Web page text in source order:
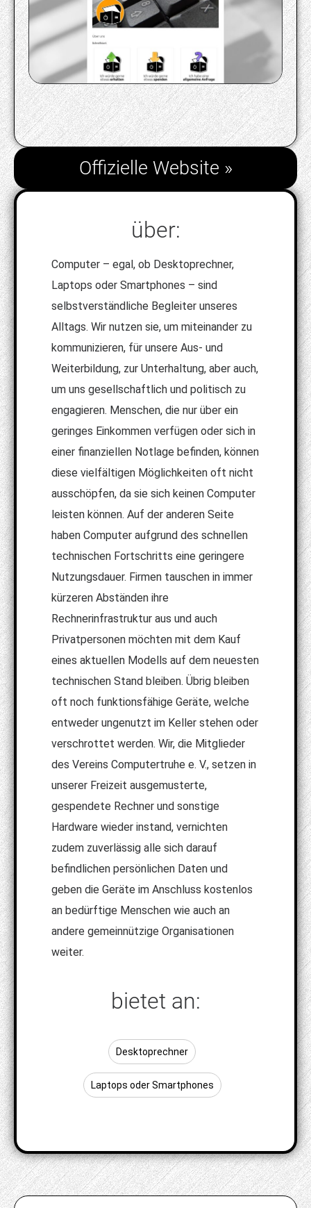
Offizielle Website »
über:
Computer – egal, ob Desktoprechner,
Laptops oder Smartphones – sind
selbstverständliche Begleiter unseres
Alltags. Wir nutzen sie, um miteinander zu
kommunizieren, für unsere Aus- und
Weiterbildung, zur Unterhaltung, aber auch,
um uns gesellschaftlich und politisch zu
engagieren. Menschen, die nur über ein
geringes Einkommen verfügen oder sich in
einer finanziellen Notlage befinden, können
diese vielfältigen Möglichkeiten oft nicht
ausschöpfen, da sie sich keinen Computer
leisten können. Auf der anderen Seite
haben Computer aufgrund des schnellen
technischen Fortschritts eine geringere
Nutzungsdauer. Firmen tauschen in immer
kürzeren Abständen ihre
Rechnerinfrastruktur aus und auch
Privatpersonen möchten mit dem Kauf
eines aktuellen Modells auf dem neuesten
technischen Stand bleiben. Übrig bleiben
oft noch funktionsfähige Geräte, welche
entweder ungenutzt im Keller stehen oder
verschrottet werden. Wir, die Mitglieder
des Vereins Computertruhe e. V., setzen in
unserer Freizeit ausgemusterte,
gespendete Rechner und sonstige
Hardware wieder instand, vernichten
zudem zuverlässig alle sich darauf
befindlichen persönlichen Daten und
geben die Geräte im Anschluss kostenlos
an bedürftige Menschen wie auch an
andere gemeinnützige Organisationen
weiter.
bietet an:
Desktoprechner
Laptops oder Smartphones